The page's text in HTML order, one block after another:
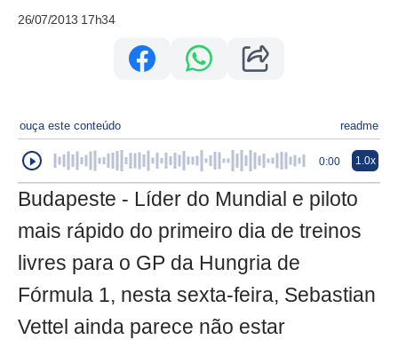
26/07/2013 17h34
ouça este conteúdo readme
0:00 1.0x
Budapeste - Líder do Mundial e piloto
mais rápido do primeiro dia de treinos
livres para o GP da Hungria de
Fórmula 1, nesta sexta-feira, Sebastian
Vettel ainda parece não estar